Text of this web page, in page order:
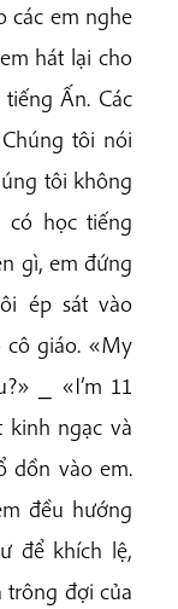
các em nghe
hát lại cho
Ấn. Các
tôi nói
tôi không
có học tiếng
gì, em đứng
ép sát vào
cô giáo. «My
_ «I’m 11
kinh ngạc và
dồn vào em.
đều hướng
để khích lệ,
đợi của